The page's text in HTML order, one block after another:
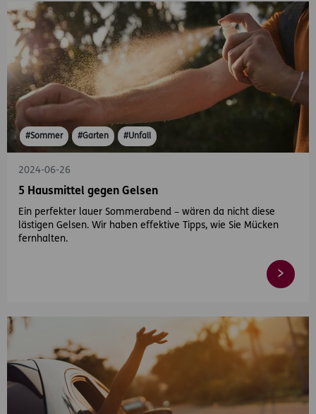
#Sommer #Garten #Unfall
2024-06-26
5 Hausmittel gegen Gelsen
Ein perfekter lauer Sommerabend – wären da nicht diese
lästigen Gelsen. Wir haben effektive Tipps, wie Sie Mücken
fernhalten.